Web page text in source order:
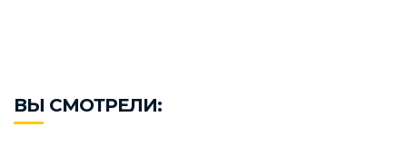
ВЫ СМОТРЕЛИ: